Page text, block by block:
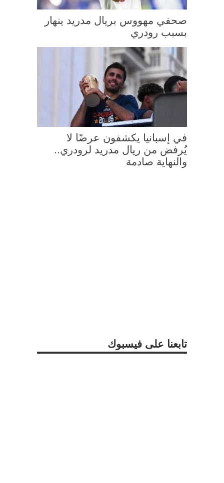
صحفي مهووس بريال مدريد ينهار
بسبب رودري
في إسبانيا يكشفون عرضًا لا
يُرفض من ريال مدريد لرودري..
والنهاية صادمة
تابعنا على فيسبوك